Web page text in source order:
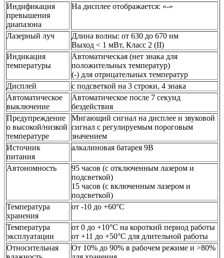
Индификация
превышения
диапазона
На дисплее отображается: «-»
Лазерный луч
Длина волны: от 630 до 670 нм
Выход < 1 мВт, Класс 2 (II)
Индикация
температуры
Автоматическая (нет знака для
положительных температур)
(-) для отрицательных температур
Дисплей
с подсветкой на 3 строки, 4 знака
Автоматическое
выключение
Автоматическое после 7 секунд
бездействия
Предупреждение
о высокой/низкой
температуре
Мигающий сигнал на дисплее и звуковой
сигнал с регулируемым пороговым
значением
Источник
питания
алкалиновая батарея 9В
Автономность
95 часов (с отключенным лазером и
подсветкой)
15 часов (с включенным лазером и
подсветкой)
Температура
хранения
от -10 до +60°C
Температура
эксплуатации
от 0 до +10°C на короткий период работы
от +11 до +50°C для длительной работы
Относительная
От 10% до 90% в рабочем режиме и >80%